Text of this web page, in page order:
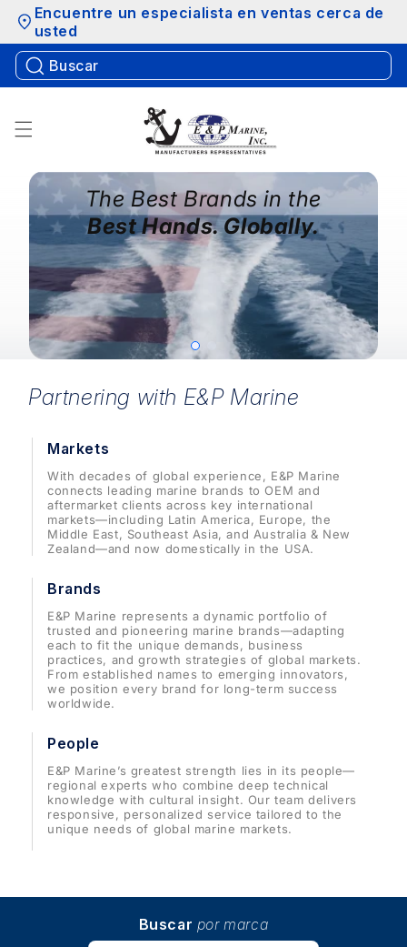
Saltar al
contenido
Encuentre un especialista en ventas cerca de
usted
The Best Brands in the
Best Hands. Globally.
Partnering with E&P Marine
Markets
With decades of global experience, E&P Marine
connects leading marine brands to OEM and
aftermarket clients across key international
markets—including Latin America, Europe, the
Middle East, Southeast Asia, and Australia & New
Zealand—and now domestically in the USA.
Brands
E&P Marine represents a dynamic portfolio of
trusted and pioneering marine brands—adapting
each to fit the unique demands, business
practices, and growth strategies of global markets.
From established names to emerging innovators,
we position every brand for long-term success
worldwide.
People
E&P Marine’s greatest strength lies in its people—
regional experts who combine deep technical
knowledge with cultural insight. Our team delivers
responsive, personalized service tailored to the
unique needs of global marine markets.
Buscar por marca